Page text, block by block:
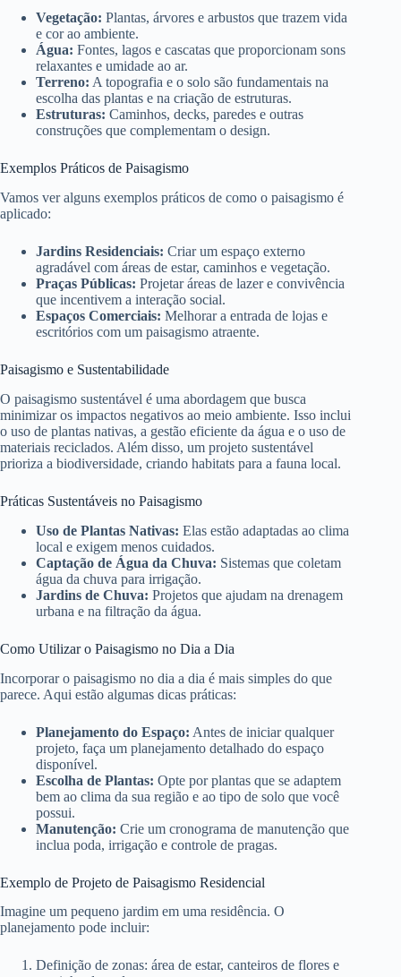
Vegetação: Plantas, árvores e arbustos que trazem vida
e cor ao ambiente.
Água: Fontes, lagos e cascatas que proporcionam sons
relaxantes e umidade ao ar.
Terreno: A topografia e o solo são fundamentais na
escolha das plantas e na criação de estruturas.
Estruturas: Caminhos, decks, paredes e outras
construções que complementam o design.
Exemplos Práticos de Paisagismo
Vamos ver alguns exemplos práticos de como o paisagismo é
aplicado:
Jardins Residenciais: Criar um espaço externo
agradável com áreas de estar, caminhos e vegetação.
Praças Públicas: Projetar áreas de lazer e convivência
que incentivem a interação social.
Espaços Comerciais: Melhorar a entrada de lojas e
escritórios com um paisagismo atraente.
Paisagismo e Sustentabilidade
O paisagismo sustentável é uma abordagem que busca
minimizar os impactos negativos ao meio ambiente. Isso inclui
o uso de plantas nativas, a gestão eficiente da água e o uso de
materiais reciclados. Além disso, um projeto sustentável
prioriza a biodiversidade, criando habitats para a fauna local.
Práticas Sustentáveis no Paisagismo
Uso de Plantas Nativas: Elas estão adaptadas ao clima
local e exigem menos cuidados.
Captação de Água da Chuva: Sistemas que coletam
água da chuva para irrigação.
Jardins de Chuva: Projetos que ajudam na drenagem
urbana e na filtração da água.
Como Utilizar o Paisagismo no Dia a Dia
Incorporar o paisagismo no dia a dia é mais simples do que
parece. Aqui estão algumas dicas práticas:
Planejamento do Espaço: Antes de iniciar qualquer
projeto, faça um planejamento detalhado do espaço
disponível.
Escolha de Plantas: Opte por plantas que se adaptem
bem ao clima da sua região e ao tipo de solo que você
possui.
Manutenção: Crie um cronograma de manutenção que
inclua poda, irrigação e controle de pragas.
Exemplo de Projeto de Paisagismo Residencial
Imagine um pequeno jardim em uma residência. O
planejamento pode incluir:
Definição de zonas: área de estar, canteiros de flores e